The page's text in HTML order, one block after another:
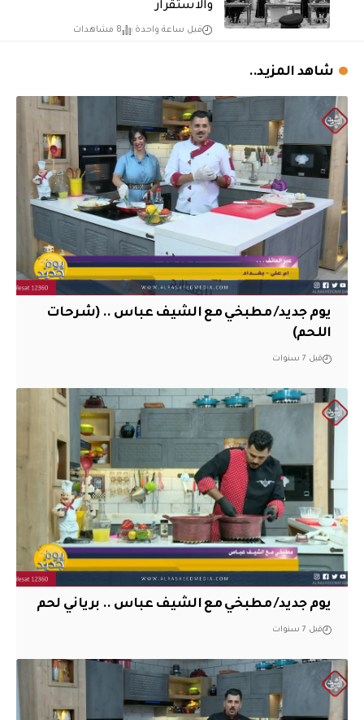
والاستقرار
قبل ساعة واحدة 8 مشاهدات
شاهد المزيد..
يوم جديد/ مطبخي مع الشيف عباس .. (شرحات
اللحم)
قبل 7 سنوات
يوم جديد/ مطبخي مع الشيف عباس .. برياني لحم
قبل 7 سنوات